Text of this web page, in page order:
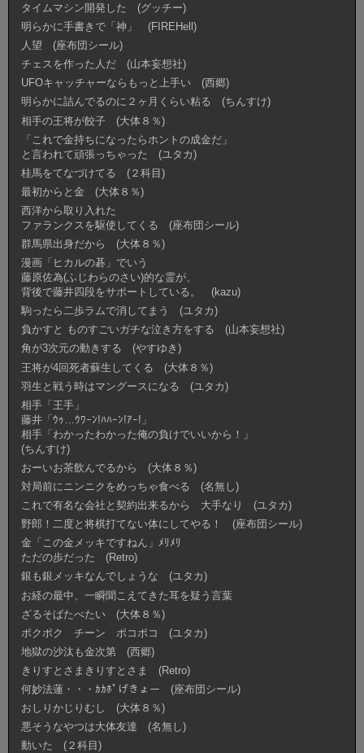
タイムマシン開発した (グッチー)
明らかに手書きで「神」 (FIREHell)
人望 (座布団シール)
チェスを作った人だ (山本妄想社)
UFOキャッチャーならもっと上手い (西郷)
明らかに詰んでるのに２ヶ月くらい粘る (ちんすけ)
相手の王将が餃子 (大体８％)
「これで金持ちになったらホントの成金だ」
と言われて頑張っちゃった (ユタカ)
桂馬をてなづけてる (２科目)
最初からと金 (大体８％)
西洋から取り入れた
ファランクスを駆使してくる (座布団シール)
群馬県出身だから (大体８％)
漫画「ヒカルの碁」でいう
藤原佐為(ふじわらのさい)的な霊が、
背後で藤井四段をサポートしている。 (kazu)
駒ったら二歩ラムで消してまう (ユタカ)
負かすと ものすごいガチな泣き方をする (山本妄想社)
角が3次元の動きする (やすゆき)
王将が4回死者蘇生してくる (大体８％)
羽生と戦う時はマングースになる (ユタカ)
相手「王手」
藤井「ｳｩ…ｳﾜｰﾝ!ﾊﾊｰﾝ!ｱｰ!」
相手「わかったわかった俺の負けでいいから！」
(ちんすけ)
おーいお茶飲んでるから (大体８％)
対局前にニンニクをめっちゃ食べる (名無し)
これで有名な会社と契約出来るから 大手なり (ユタカ)
野郎！二度と将棋打てない体にしてやる！ (座布団シール)
金「この金メッキですねん」ﾒﾘﾒﾘ
ただの歩だった (Retro)
銀も銀メッキなんでしょうな (ユタカ)
お経の最中、一瞬聞こえてきた耳を疑う言葉
ざるそばたべたい (大体８％)
ポクポク チーン ポコポコ (ユタカ)
地獄の沙汰も金次第 (西郷)
きりすとさまきりすとさま (Retro)
何妙法蓮・・・ｶｶﾎﾟげきょー (座布団シール)
おしりかじりむし (大体８％)
悪そうなやつは大体友達 (名無し)
動いた (２科目)